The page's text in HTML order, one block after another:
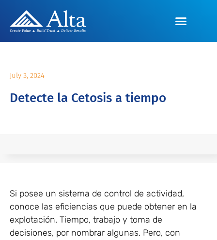
July 3, 2024
Detecte la Cetosis a tiempo
Si posee un sistema de control de actividad,
conoce las eficiencias que puede obtener en la
explotación. Tiempo, trabajo y toma de
decisiones, por nombrar algunas. Pero, con